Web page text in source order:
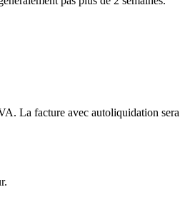
La facture avec autoliquidation sera